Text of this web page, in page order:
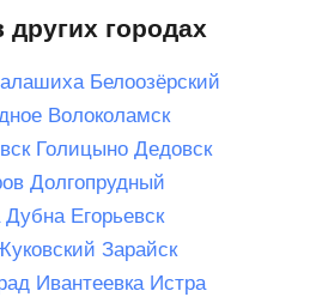
городах
Белоозёрский
Волоколамск
Голицыно Дедовск
Долгопрудный
Дубна Егорьевск
Зарайск
Ивантеевка Истра